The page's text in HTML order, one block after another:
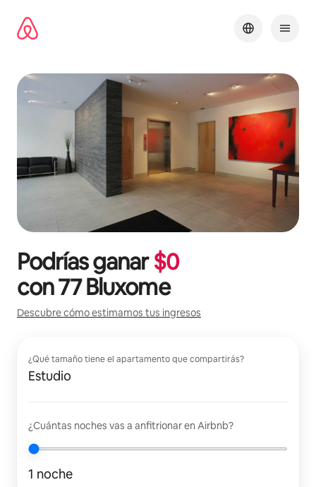
contenido
Podrías ganar$0
con77 Bluxome
Descubre cómo estimamos tus ingresos
¿Qué tamaño tiene el apartamento que compartirás?
Estudio
¿Cuántas noches vas a anfitrionar en Airbnb?
1 noche